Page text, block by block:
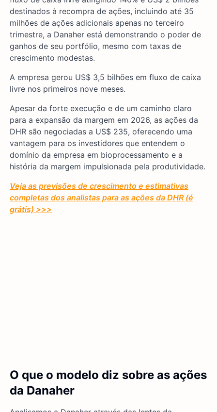
destinados à recompra de ações, incluindo até 35
milhões de ações adicionais apenas no terceiro
trimestre, a Danaher está demonstrando o poder de
ganhos de seu portfólio, mesmo com taxas de
crescimento modestas.
A empresa gerou US$ 3,5 bilhões em fluxo de caixa
livre nos primeiros nove meses.
Apesar da forte execução e de um caminho claro
para a expansão da margem em 2026, as ações da
DHR são negociadas a US$ 235, oferecendo uma
vantagem para os investidores que entendem o
domínio da empresa em bioprocessamento e a
história da margem impulsionada pela produtividade.
Veja as previsões de crescimento e estimativas
completas dos analistas para as ações da DHR (é
grátis) >>>
O que o modelo diz sobre as ações
da Danaher